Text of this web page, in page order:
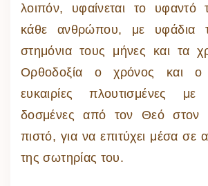
λοιπόν, υφαίνεται το
κάθε ανθρώπου, με υφάδια
στημόνια τους μήνες και τα
Ορθοδοξία ο χρόνος και ο
ευκαιρίες πλουτισμένες
δοσμένες από τον Θεό στον
πιστό, για να επιτύχει μέσα σε
της σωτηρίας του.